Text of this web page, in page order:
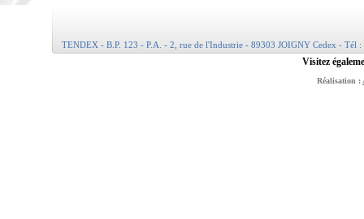
TENDEX - B.P. 123 - P.A. - 2, rue de l'Industrie - 89303 JOIGNY Cedex - Tél
Visitez
Réalisation :